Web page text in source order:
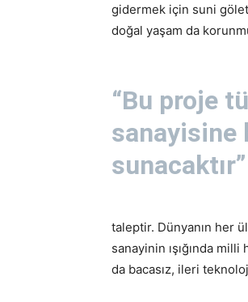
gidermek için suni
doğal yaşam da
“Bu proje
sanayisine
sunacaktır”
taleptir. Dünyanın her
sanayinin ışığında
da bacasız, ileri